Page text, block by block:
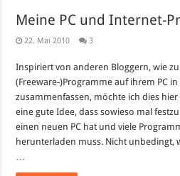
Meine PC und Internet-
22. Mai 2010 3
Inspiriert von anderen Bloggern, wie
(Freeware-)Programme auf ihrem PC
zusammenfassen, möchte ich dies
eine gute Idee, dass sowieso mal
einen neuen PC hat und viele
herunterladen muss. Nicht unbedingt,
…